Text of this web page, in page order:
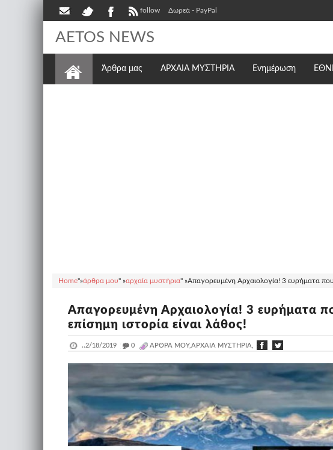
follow Δωρεά - PayPal
AETOS NEWS
Άρθρα μας ΑΡΧΑΙΑ ΜΥΣΤΗΡΙΑ Ενημέρωση
Home"»άρθρα μου" »αρχαία μυστήρια" »Απαγορευμένη Αρχαιολογία! 3 ευρήματα που
Απαγορευμένη Αρχαιολογία! 3 ευρήματα
επίσημη ιστορία είναι λάθος!
..2/18/2019 _ 0 ΆΡΘΡΑ ΜΟΥ,ΑΡΧΑΊΑ ΜΥΣΤΉΡΙΑ,